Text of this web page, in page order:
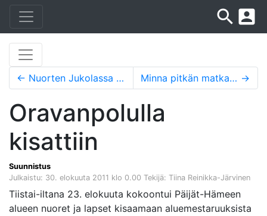
search account_box
← Nuorten Jukolassa sattui ja tapahtui Minna pitkän matkan toinen →
Oravanpolulla
kisattiin
Suunnistus
Julkaistu: 30. elokuuta 2011 klo 0.00 Tekijä: Tiina Reinikka-Järvinen
Tiistai-iltana 23. elokuuta kokoontui Päijät-Hämeen
alueen nuoret ja lapset kisaamaan aluemestaruuksista